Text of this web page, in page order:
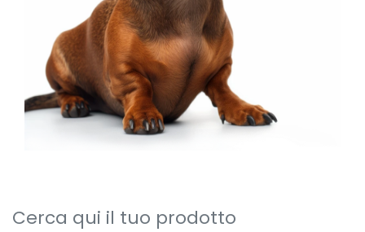
Cerca qui il tuo prodotto